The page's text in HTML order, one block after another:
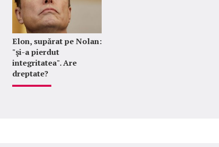
Elon, supărat pe Nolan:
"şi-a pierdut
integritatea". Are
dreptate?